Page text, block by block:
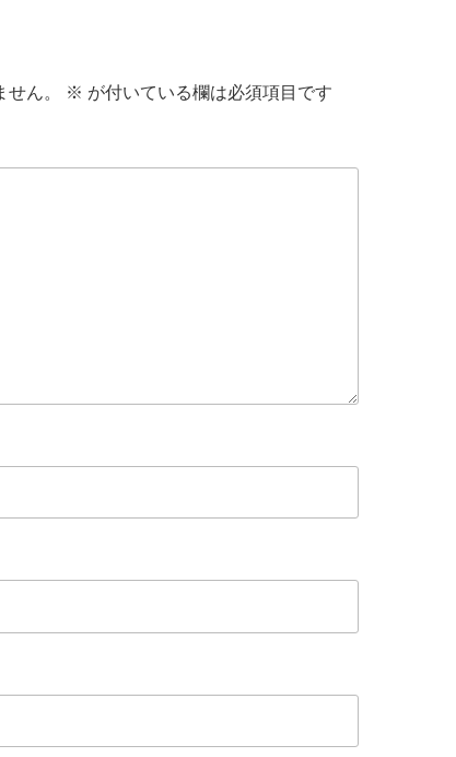
ん。 ※ が付いている欄は必須項目です